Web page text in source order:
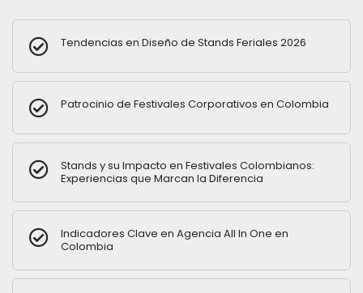
Tendencias en Diseño de Stands Feriales 2026
Patrocinio de Festivales Corporativos en Colombia
Stands y su Impacto en Festivales Colombianos:
Experiencias que Marcan la Diferencia
Indicadores Clave en Agencia All In One en
Colombia